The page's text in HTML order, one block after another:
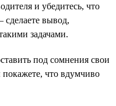
и убедитесь, что
вывод,
задачами.
под сомнения свои
что вдумчиво